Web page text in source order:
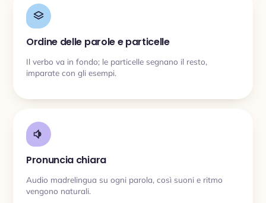
Ordine delle parole e particelle
Il verbo va in fondo; le particelle segnano il resto,
imparate con gli esempi.
Pronuncia chiara
Audio madrelingua su ogni parola, così suoni e ritmo
vengono naturali.